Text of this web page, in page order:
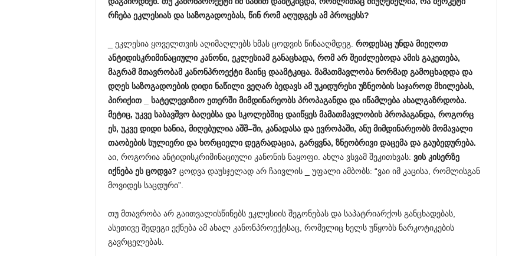
რჩება ეკლესიას და საზოგადოებას, წინ რომ აღუდგეს ამ პროცესს?
_ ეკლესია ყოველთვის აღიმაღლებს ხმას ცოდვის წინააღმდეგ. როდესაც უნდა მიეღოთ
ანტიდისკრიმინაციული კანონი, ეკლესიამ განაცხადა, რომ არ შეიძლებოდა ამის გაკეთება,
მაგრამ მთავრობამ კანონპროექტი მაინც დაამტკიცა. მამათმავლობა ნორმად გამოცხადდა და
დღეს საზოგადოების დიდი ნაწილი ვეღარ ბედავს ამ უკიდურესი უზნეობის საჯაროდ მხილებას,
პირიქით_ სატელევიზიო ეთერში მიმდინარეობს პროპაგანდა და იწამლება ახალგაზრდობა.
მეტიც, უკვე საბავშვო ბაღებსა და სკოლებშიც დაიწყეს მამათმავლობის პროპაგანდა, როგორც
ეს, უკვე დიდი ხანია, მიღებულია აშშ–ში, კანადასა და ევროპაში, ანუ მიმდინარეობს მომავალი
თაობების სულიერი და ხორციელი დეგრადაცია, გარყვნა, ზნეობრივი დაცემა და გაუბედურება.
აი, როგორია ანტიდისკრიმინაციული კანონის ნაყოფი. ახლა ვსვამ შეკითხვას: ვის კისერზე
იქნება ეს ცოდვა? ცოდვა დაუსჯელად არ ჩაივლის _ უფალი ამბობს: “ვაი იმ კაცისა, რომლისგან
მოვიდეს საცდური”.
თუ მთავრობა არ გაითვალისწინებს ეკლესიის შეგონებას და საპატრიარქოს განცხადებას,
ასეთივე შედეგი ექნება ამ ახალ კანონპროექტსაც, რომელიც ხელს უწყობს ნარკოტიკების
გავრცელებას.